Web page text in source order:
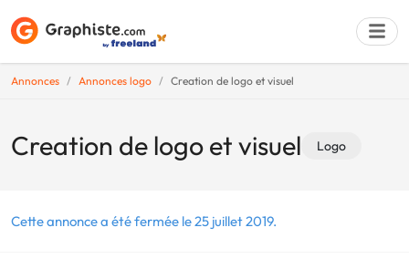
Annonces Annonces logo Creation de logo et visuel
Creation de logo et visuel Logo
Cette annonce a été fermée le 25 juillet 2019.